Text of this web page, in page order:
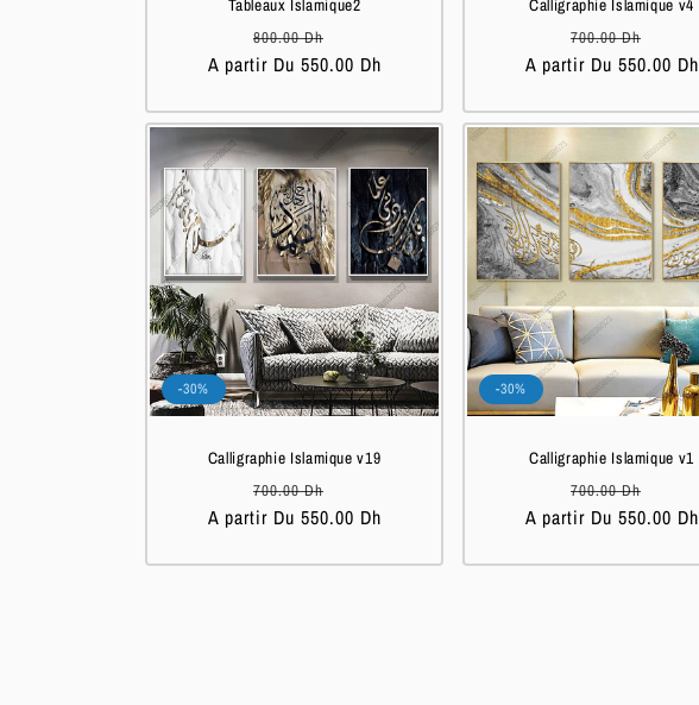
Tableaux Islamique2
Prix
habituel
800.00 Dh
soldé
A partir Du 550.00 Dh
Calligraphie Islamique v4
Prix
habituel
700.00 Dh
soldé
A partir Du 550.00 Dh
-30%
Calligraphie Islamique v19
Prix
habituel
700.00 Dh
soldé
A partir Du 550.00 Dh
-30%
Calligraphie Islamique v1
Prix
habituel
700.00 Dh
soldé
A partir Du 550.00 Dh